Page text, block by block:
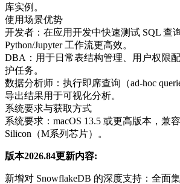
库实例。
使用场景优势
开发者‌：在应用开发中快速测试 SQL 查
Python/Jupyter 工作流更高效。
DBA‌：用于日常表结构管理、用户权限
护任务。
数据分析师‌：执行即席查询（ad-hoc
导出结果用于可视化分析。
系统要求与获取方式
系统要求‌：macOS 13.5 或更高版本，兼
Silicon（M系列芯片）‌。
版本2026.84更新内容:
新增对 SnowflakeDB 的深度支持‌：全面